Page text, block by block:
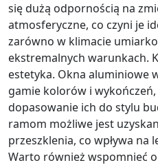
się dużą odpornością na
atmosferyczne, co czyni je
zarówno w klimacie
ekstremalnych warunkach.
estetyka. Okna aluminiowe
gamie kolorów i wykończeń,
dopasowanie ich do stylu
ramom możliwe jest
przeszklenia, co wpływa na
Warto również wspomnieć